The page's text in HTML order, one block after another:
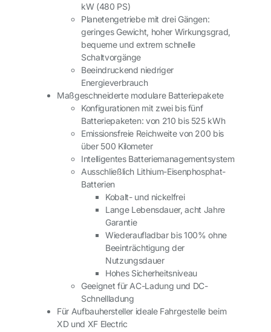
kW (480 PS)
Planetengetriebe mit drei Gängen:
geringes Gewicht, hoher Wirkungsgrad,
bequeme und extrem schnelle
Schaltvorgänge
Beeindruckend niedriger
Energieverbrauch
Maßgeschneiderte modulare Batteriepakete
Konfigurationen mit zwei bis fünf
Batteriepaketen: von 210 bis 525 kWh
Emissionsfreie Reichweite von 200 bis
über 500 Kilometer
Intelligentes Batteriemanagementsystem
Ausschließlich Lithium-Eisenphosphat-
Batterien
Kobalt- und nickelfrei
Lange Lebensdauer, acht Jahre
Garantie
Wiederaufladbar bis 100% ohne
Beeinträchtigung der
Nutzungsdauer
Hohes Sicherheitsniveau
Geeignet für AC-Ladung und DC-
Schnellladung
Für Aufbauhersteller ideale Fahrgestelle beim
XD und XF Electric